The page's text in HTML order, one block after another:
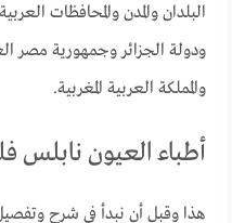
البلدان والمدن والمحافظات
ودولة الجزائر وجمهورية مصر
والمملكة العربية المغربية.
أطباء العيون نابلس
هذا وقبل أن نبدأ في شرح